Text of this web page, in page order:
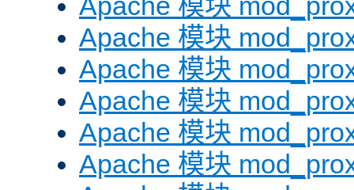
Apache 模块
Apache 模块
Apache 模块
Apache 模块
Apache 模块